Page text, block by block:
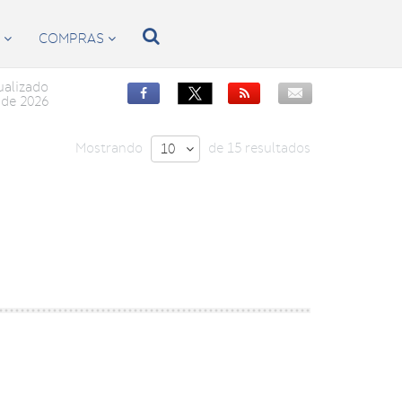
 COMPRAS  
2026


Mostrando 10  de 15 resultados